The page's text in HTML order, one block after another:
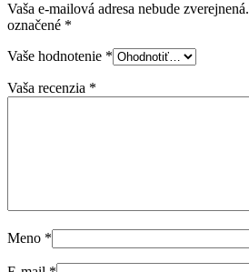
Vaša e-mailová adresa nebude zverejnená.
označené *
Vaše hodnotenie *
Vaša recenzia *
Meno *